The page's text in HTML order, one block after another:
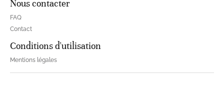
Nous contacter
FAQ
Contact
Conditions d'utilisation
Mentions légales